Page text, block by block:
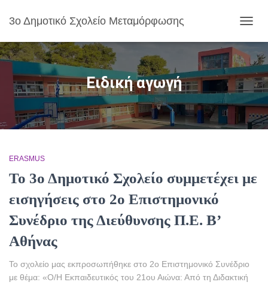
3ο Δημοτικό Σχολείο Μεταμόρφωσης
Ειδική αγωγή
ERASMUS
Το 3ο Δημοτικό Σχολείο συμμετέχει με
εισηγήσεις στο 2ο Επιστημονικό
Συνέδριο της Διεύθυνσης Π.Ε. Β’
Αθήνας
Το σχολείο μας εκπροσωπήθηκε στο 2ο Επιστημονικό Συνέδριο
με θέμα: «Ο/Η Εκπαιδευτικός του 21ου Αιώνα: Από τη Διδακτική